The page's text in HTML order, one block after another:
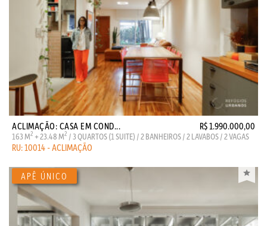
ACLIMAÇÃO: CASA EM COND... R$ 1.990.000,00
163 M2 + 23.48 M2 / 3 QUARTOS (1 SUITE) / 2 BANHEIROS / 2 LAVABOS / 2 VAGAS
RU: 10014 - ACLIMAÇÃO